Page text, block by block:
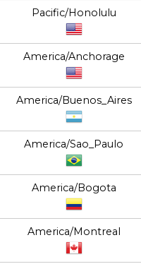
Pacific/Honolulu
America/Anchorage
America/Buenos_Aires
America/Sao_Paulo
America/Bogota
America/Montreal